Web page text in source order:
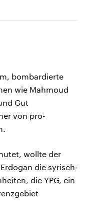
bombardierte
wie Mahmoud
Gut
von pro-
wollte der
die syrisch-
die YPG, ein